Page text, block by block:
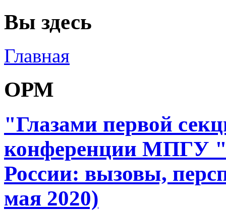
Вы здесь
Главная
ОРМ
"Глазами первой
конференции МПГУ
России: вызовы,
мая 2020)